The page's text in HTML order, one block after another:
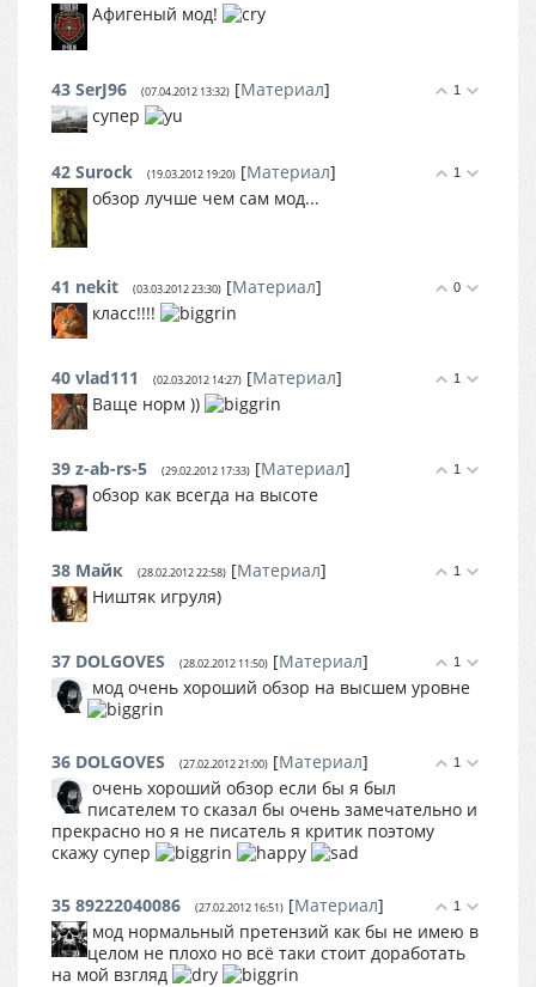
Афигеный мод!
1
43 SerJ96 (07.04.2012 13:32) [Материал]
супер
1
42 Surock (19.03.2012 19:20) [Материал]
обзор лучше чем сам мод...
0
41 nekit (03.03.2012 23:30) [Материал]
класс!!!!
1
40 vlad111 (02.03.2012 14:27) [Материал]
Ваще норм ))
1
39 z-ab-rs-5 (29.02.2012 17:33) [Материал]
обзор как всегда на высоте
1
38 Майк (28.02.2012 22:58) [Материал]
Ништяк игруля)
1
37 DOLGOVES (28.02.2012 11:50) [Материал]
мод очень хороший обзор на высшем уровне
1
36 DOLGOVES (27.02.2012 21:00) [Материал]
очень хороший обзор если бы я был
писателем то сказал бы очень замечательно и
прекрасно но я не писатель я критик поэтому
скажу супер
1
35 89222040086 (27.02.2012 16:51) [Материал]
мод нормальный претензий как бы не имею в
целом не плохо но всё таки стоит доработать
на мой взгляд